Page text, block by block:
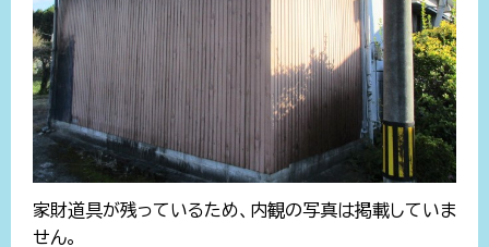
家財道具が残っているため、内観の写真は掲載していま
せん。